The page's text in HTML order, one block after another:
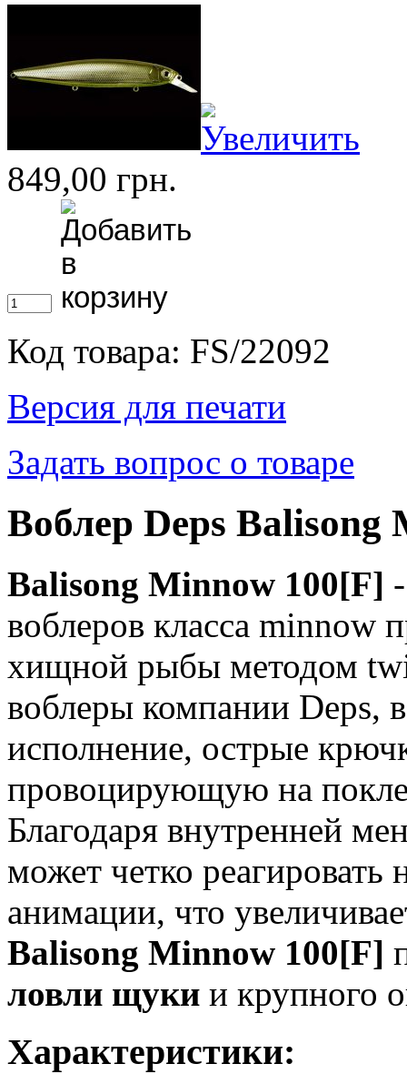
849,00 грн.
Код товара: FS/22092
Версия для печати
Задать вопрос о товаре
Воблер Deps Balisong
Balisong Minnow 100[F]
воблеров класса minnow
хищной рыбы методом
воблеры компании Deps,
исполнение, острые
провоцирующую на
Благодаря внутренней
может четко
анимации, что
Balisong Minnow 100[F]
ловли щуки и крупного
Характеристики: